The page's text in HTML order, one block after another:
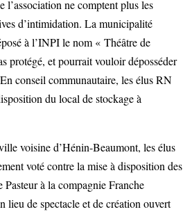
l’association ne comptent plus les
d’intimidation. La municipalité
à l’INPI le nom « Théâtre de
protégé, et pourrait vouloir déposséder
conseil communautaire, les élus RN
du local de stockage à
voisine d’Hénin-Beaumont, les élus
voté contre la mise à disposition des
Pasteur à la compagnie Franche
lieu de spectacle et de création ouvert